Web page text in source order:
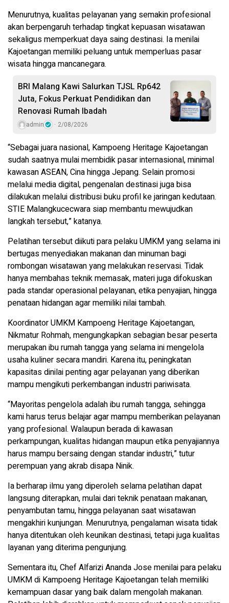
Menurutnya, kualitas pelayanan yang semakin profesional
akan berpengaruh terhadap tingkat kepuasan wisatawan
sekaligus memperkuat daya saing destinasi. Ia menilai
Kajoetangan memiliki peluang untuk memperluas pasar
wisata hingga mancanegara.
BRI Malang Kawi Salurkan TJSL Rp642
Juta, Fokus Perkuat Pendidikan dan
Renovasi Rumah Ibadah
admin 2/08/2026
“Sebagai juara nasional, Kampoeng Heritage Kajoetangan
sudah saatnya mulai membidik pasar internasional, minimal
kawasan ASEAN, Cina hingga Jepang. Selain promosi
melalui media digital, pengenalan destinasi juga bisa
dilakukan melalui distribusi buku profil ke jaringan kedutaan.
STIE Malangkucecwara siap membantu mewujudkan
langkah tersebut,” katanya.
Pelatihan tersebut diikuti para pelaku UMKM yang selama ini
bertugas menyediakan makanan dan minuman bagi
rombongan wisatawan yang melakukan reservasi. Tidak
hanya membahas teknik memasak, materi juga difokuskan
pada standar operasional pelayanan, etika penyajian, hingga
penataan hidangan agar memiliki nilai tambah.
Koordinator UMKM Kampoeng Heritage Kajoetangan,
Nikmatur Rohmah, mengungkapkan sebagian besar peserta
merupakan ibu rumah tangga yang selama ini mengelola
usaha kuliner secara mandiri. Karena itu, peningkatan
kapasitas dinilai penting agar pelayanan yang diberikan
mampu mengikuti perkembangan industri pariwisata.
“Mayoritas pengelola adalah ibu rumah tangga, sehingga
kami harus terus belajar agar mampu memberikan pelayanan
yang profesional. Walaupun berada di kawasan
perkampungan, kualitas hidangan maupun etika penyajiannya
harus mampu bersaing dengan standar industri,” tutur
perempuan yang akrab disapa Ninik.
Ia berharap ilmu yang diperoleh selama pelatihan dapat
langsung diterapkan, mulai dari teknik penataan makanan,
penyambutan tamu, hingga pelayanan saat wisatawan
mengakhiri kunjungan. Menurutnya, pengalaman wisata tidak
hanya ditentukan oleh keunikan destinasi, tetapi juga kualitas
layanan yang diterima pengunjung.
Sementara itu, Chef Alfarizi Ananda Jose menilai para pelaku
UMKM di Kampoeng Heritage Kajoetangan telah memiliki
kemampuan dasar yang baik dalam mengolah makanan.